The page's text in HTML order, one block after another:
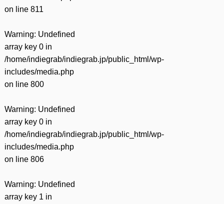
on line 811
Warning: Undefined
array key 0 in
/home/indiegrab/indiegrab.jp/public_html/wp-
includes/media.php
on line 800
Warning: Undefined
array key 0 in
/home/indiegrab/indiegrab.jp/public_html/wp-
includes/media.php
on line 806
Warning: Undefined
array key 1 in